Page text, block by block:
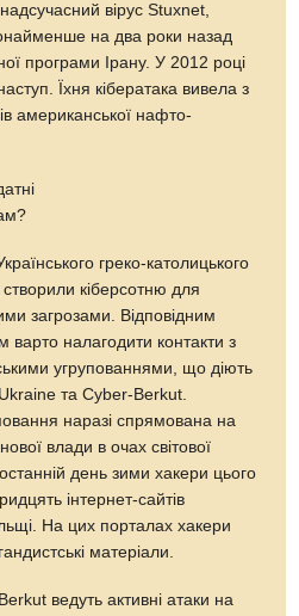
вірус Stuxnet,
на два роки назад
програми Ірану. У 2012 році
Їхня кібератака вивела з
американської нафто-
греко-католицького
кіберсотню для
загрозами. Відповідним
варто налагодити контакти з
угрупованнями, що діють
та Cyber-Berkut.
наразі спрямована на
влади в очах світової
день зими хакери цього
інтернет-сайтів
На цих порталах хакери
матеріали.
ведуть активні атаки на